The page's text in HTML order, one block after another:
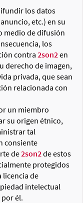
los datos
etc.) en su
medio de difusión
los
contra 2son2 en
derecho de imagen,
privada, que sean
relacionada con
un miembro
su origen étnico,
tal
consiente
de2son2 de estos
protegidos
licencia de
intelectual
él.